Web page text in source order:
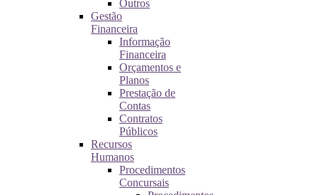
Outros
Gestão
Financeira
Informação
Financeira
Orçamentos e
Planos
Prestação de
Contas
Contratos
Públicos
Recursos
Humanos
Procedimentos
Concursais